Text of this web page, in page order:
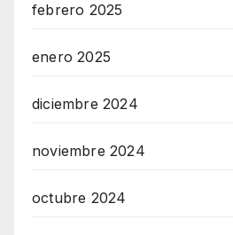
febrero 2025
enero 2025
diciembre 2024
noviembre 2024
octubre 2024